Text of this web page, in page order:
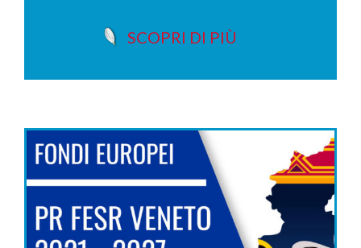
SCOPRI DI PIÙ